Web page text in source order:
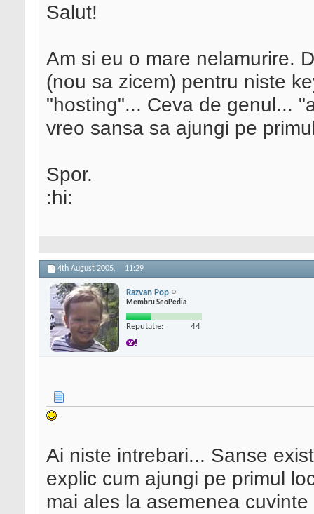
Salut!
Am si eu o mare nelamurire.
(nou sa zicem) pentru niste
"hosting"... Ceva de genul...
vreo sansa sa ajungi pe
Spor.
:hi:
4th August 2005, 11:29
Razvan Pop
Membru SeoPedia
Reputatie: 44
Ai niste intrebari... Sanse
explic cum ajungi pe primul
mai ales la asemenea